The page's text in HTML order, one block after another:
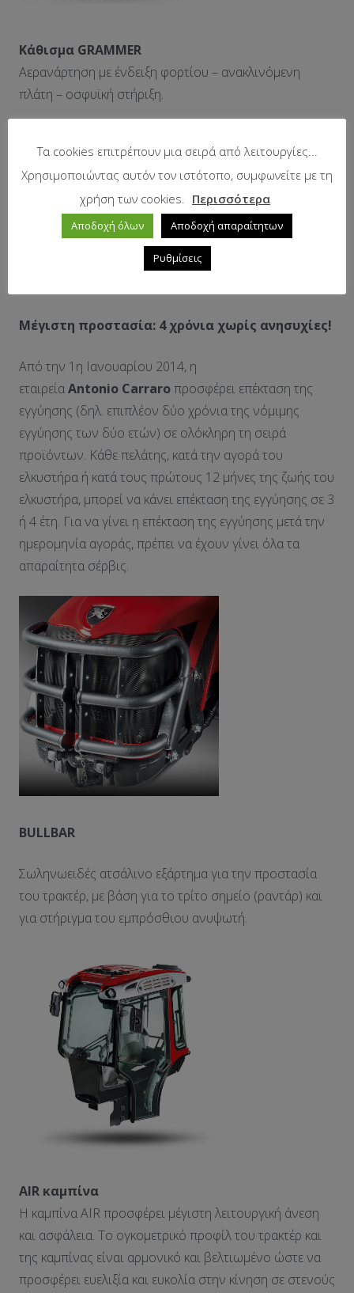
Κάθισμα GRAMMER
Αερανάρτηση με ένδειξη φορτίου – ανακλινόμενη
πλάτη – οσφυϊκή στήριξη.
Μέγιστη προστασία: 4 χρόνια χωρίς ανησυχίες!
Από την 1η Ιανουαρίου 2014, η
εταιρείαAntonio Carraroπροσφέρει επέκταση της
εγγύησης (δηλ. επιπλέον δύο χρόνια της νόμιμης
εγγύησης των δύο ετών) σε ολόκληρη τη σειρά
προϊόντων. Κάθε πελάτης, κατά την αγορά του
ελκυστήρα ή κατά τους πρώτους 12 μήνες της ζωής του
ελκυστήρα, μπορεί να κάνει επέκταση της εγγύησης σε 3
ή 4 έτη. Για να γίνει η επέκταση της εγγύησης μετά την
ημερομηνία αγοράς, πρέπει να έχουν γίνει όλα τα
απαραίτητα σέρβις.
BULLBAR
Σωληνωειδές ατσάλινο εξάρτημα για την προστασία
του τρακτέρ, με βάση για το τρίτο σημείο (ραντάρ) και
για στήριγμα του εμπρόσθιου ανυψωτή.
AIR καμπίνα
Η καμπίνα AIR προσφέρει μέγιστη λειτουργική άνεση
και ασφάλεια. Το ογκομετρικό προφίλ του τρακτέρ και
της καμπίνας είναι αρμονικό και βελτιωμένο ώστε να
προσφέρει ευελιξία και ευκολία στην κίνηση σε στενούς
Τα cookies επιτρέπουν μια σειρά από λειτουργίες...
Χρησιμοποιώντας αυτόν τον ιστότοπο, συμφωνείτε με τη
χρήση των cookies.
Περισσότερα
Αποδοχή όλων Αποδοχή απαραίτητων
Ρυθμίσεις